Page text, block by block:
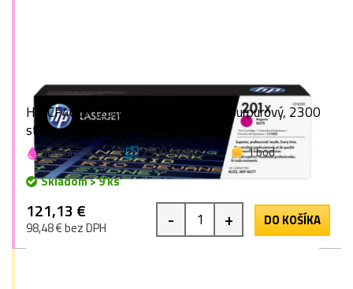
HP CF403X (201X), originálny toner, purpurový, 2300
strán
purpurová 2300 strán
1 bod
Skladom > 9 ks
121,13 €
98,48 € bez DPH - + DO KOŠÍKA